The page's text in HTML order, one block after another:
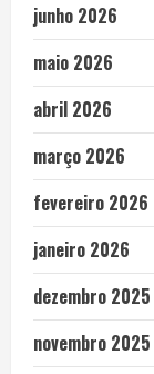
junho 2026
maio 2026
abril 2026
março 2026
fevereiro 2026
janeiro 2026
dezembro 2025
novembro 2025